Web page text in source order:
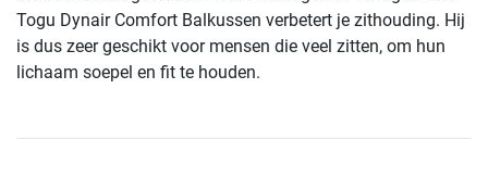
Togu Dynair Comfort Balkussen verbetert je zithouding. Hij
is dus zeer geschikt voor mensen die veel zitten, om hun
lichaam soepel en fit te houden.